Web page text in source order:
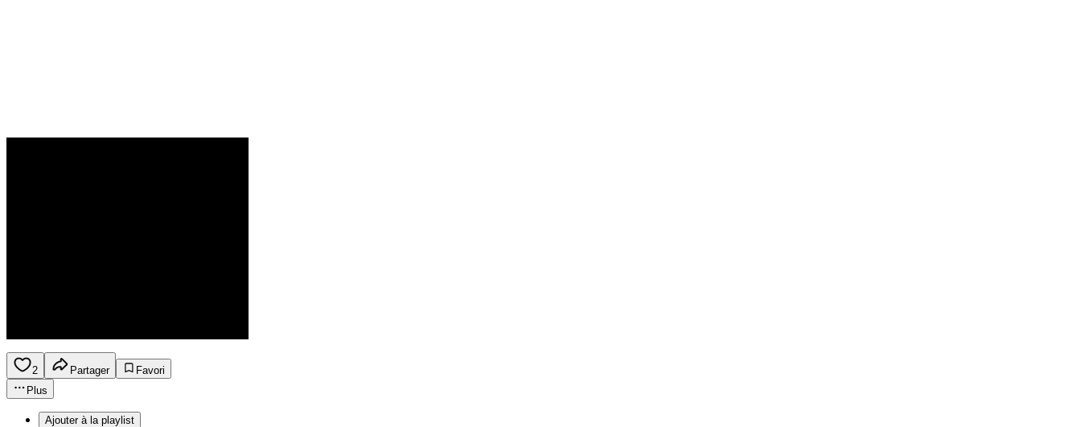
2 Partager
Favori
Plus
Ajouter à la playlist